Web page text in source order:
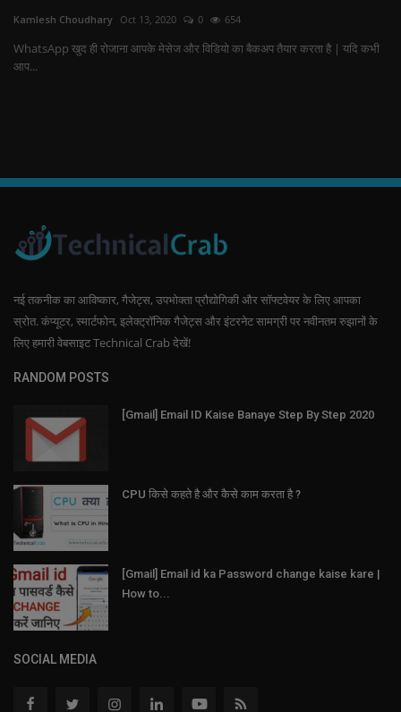
Kamlesh Choudhary Oct 13, 2020 0 654
WhatsApp खुद ही रोजाना आपके मेसेज और विडियो का बैकअप तैयार करता है | यदि कभी
आप...
नई तकनीक का आविष्कार, गैजेट्स, उपभोक्ता प्रौद्योगिकी और सॉफ्टवेयर के लिए आपका
स्रोत. कंप्यूटर, स्मार्टफोन, इलेक्ट्रॉनिक गैजेट्स और इंटरनेट सामग्री पर नवीनतम रुझानों के
लिए हमारी वेबसाइट Technical Crab देखें!
RANDOM POSTS
[Gmail] Email ID Kaise Banaye Step By Step 2020
CPU किसे कहते है और कैसे काम करता है ?
[Gmail] Email id ka Password change kaise kare |
How to...
SOCIAL MEDIA